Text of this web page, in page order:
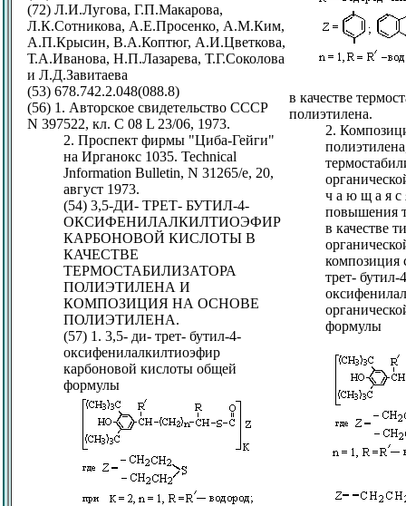
(72) Л.И.Лугова, Г.П.Макарова,
Л.К.Сотникова, А.Е.Просенко, А.М.Ким,
А.П.Крысин, В.A.Коптюг, А.И.Цветкова,
Т.А.Иванова, Н.П.Лазарева, Т.Г.Соколова
и Л.Д.Завитаева
(53) 678.742.2.048(088.8)
(56) 1. Авторское свидетельство СССР
N 397522, кл. С 08 L 23/06, 1973.
2. Проспект фирмы "Циба-Гейги"
на Ирганокс 1035. Technical
Jnformation Bulletin, N 31265/e, 20,
август 1973.
(54) 3,5-ДИ- ТРЕТ- БУТИЛ-4-
ОКСИФЕНИЛАЛКИЛТИОЭФИР
КАРБОНОВОЙ КИСЛОТЫ В
КАЧЕСТВЕ
ТЕРМОСТАБИЛИЗАТОРА
ПОЛИЭТИЛЕНА И
КОМПОЗИЦИЯ НА ОСНОВЕ
ПОЛИЭТИЛЕНА.
(57) 1. 3,5- ди- трет- бутил-4-
оксифенилалкилтиоэфир
карбоновой кислоты общей
формулы
в качестве
полиэтилена.
2.
ч а ю щ а я
повышения
в качестве
композиция
трет- бутил-
формулы